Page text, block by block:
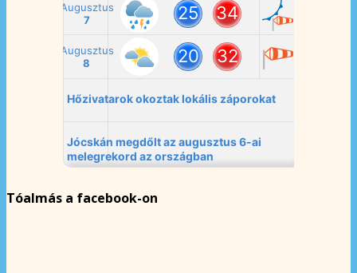
Tóalmás a facebook-on